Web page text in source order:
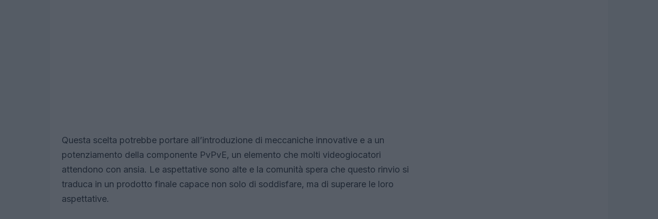
Questa scelta potrebbe portare all’introduzione di meccaniche innovative e a un
potenziamento della componente PvPvE, un elemento che molti videogiocatori
attendono con ansia. Le aspettative sono alte e la comunità spera che questo rinvio si
traduca in un prodotto finale capace non solo di soddisfare, ma di superare le loro
aspettative.